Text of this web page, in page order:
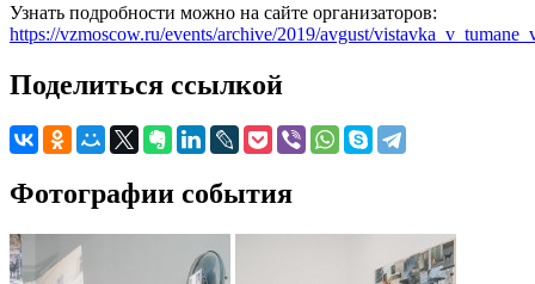
Узнать подробности можно на сайте организаторов:
https://vzmoscow.ru/events/archive/2019/avgust/
Поделиться ссылкой
Фотографии события